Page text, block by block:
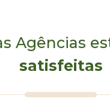
Agências
satisfeitas